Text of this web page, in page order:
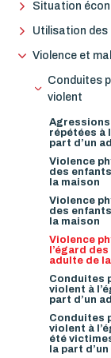
Situation
Utilisation des
Violence et
Conduites
violent
répétées à
part d’un
Violence
des
la maison
Violence
des
la maison
Violence
l’égard
adulte de
Conduites
violent à
part d’un
Conduites
violent à
été
la part